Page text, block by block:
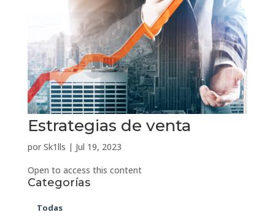
Estrategias de venta
por Sk1lls | Jul 19, 2023
Open to access this content
Categorías
Todas